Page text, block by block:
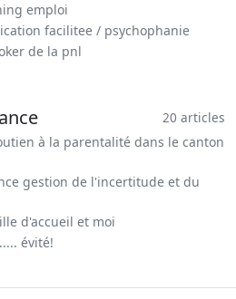
emploi
facilitee / psychophanie
de la pnl
20 articles
à la parentalité dans le canton
gestion de l'incertitude et du
d'accueil et moi
évité!